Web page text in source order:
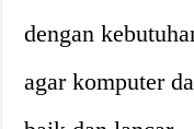
dengan
agar komputer